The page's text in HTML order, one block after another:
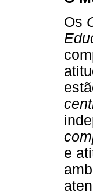
Os
e